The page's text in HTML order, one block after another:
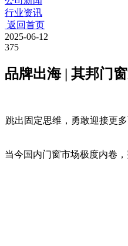
行业资讯
返回首页
2025-06-12
375
品牌出海 | 其邦门
跳出固定思维， 勇敢迎接更
当今国内门窗市场极度内卷